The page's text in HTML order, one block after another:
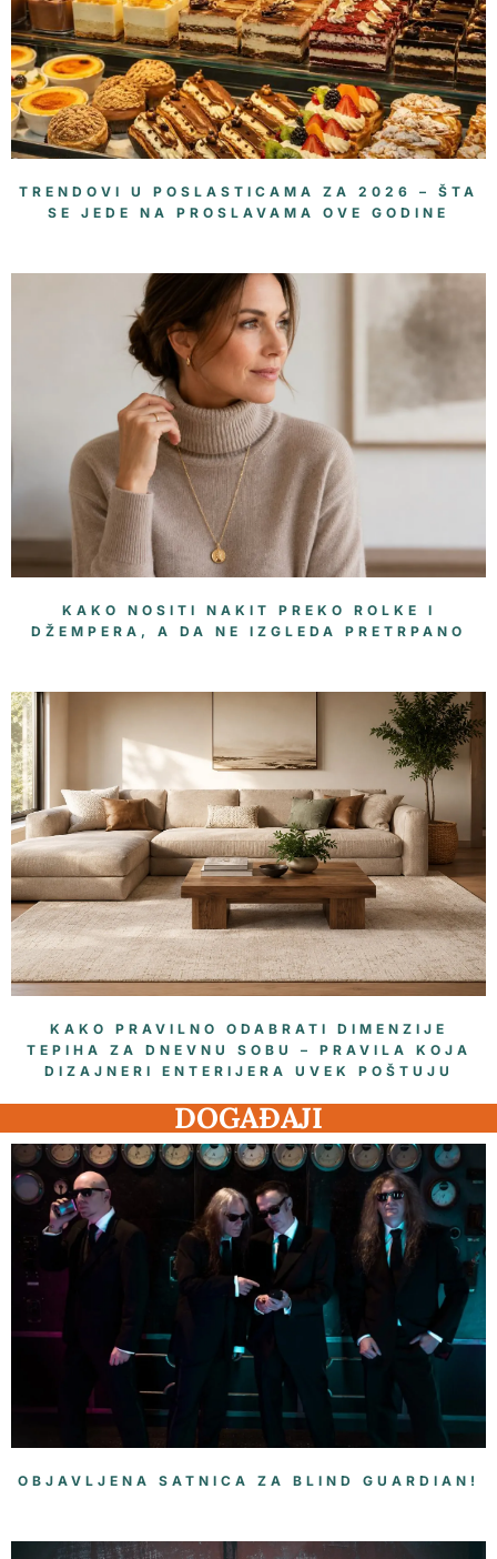
TRENDOVI U POSLASTICAMA ZA 2026 – ŠTA
SE JEDE NA PROSLAVAMA OVE GODINE
KAKO NOSITI NAKIT PREKO ROLKE I
DŽEMPERA, A DA NE IZGLEDA PRETRPANO
KAKO PRAVILNO ODABRATI DIMENZIJE
TEPIHA ZA DNEVNU SOBU – PRAVILA KOJA
DIZAJNERI ENTERIJERA UVEK POŠTUJU
DOGAĐAJI
OBJAVLJENA SATNICA ZA BLIND GUARDIAN!